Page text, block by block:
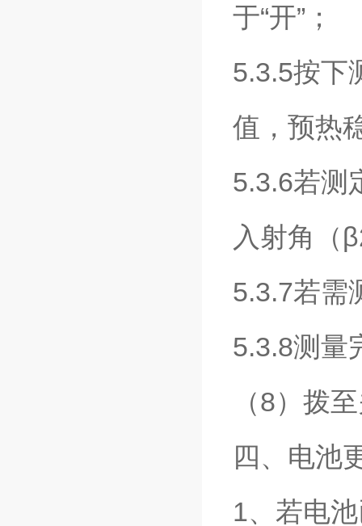
于“开”；
5.3.5按下
值，预热
5.3.6若测
入射角（
5.3.7若需
5.3.8测量
（8）拨
四、电池
1、若电